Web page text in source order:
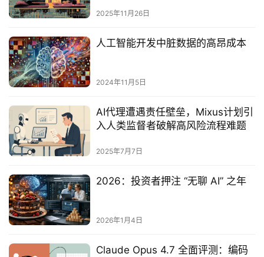
2025年11月26日
人工智能开发中脏数据的高昂成本
2024年11月5日
AI代理遭遇责任壁垒，Mixus计划引
入人类监督者破解高风险流程难题‌
2025年7月7日
2026：投资者押注 “无聊 AI” 之年
2026年1月4日
Claude Opus 4.7 全面评测：编码